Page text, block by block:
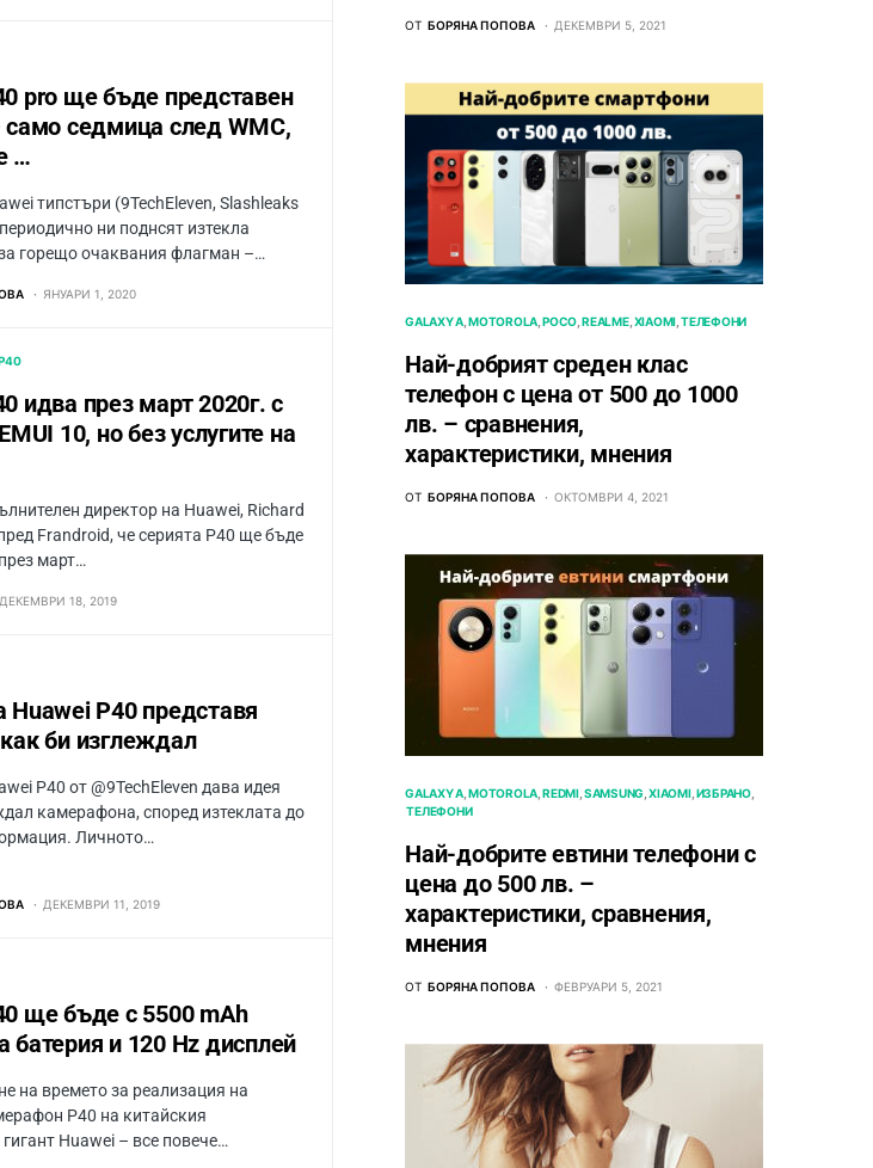
pro ще бъде представен
само седмица след WMC,
…
типстъри (9TechEleven, Slashleaks
ни поднсят изтекла
горещо очаквания флагман –…
ЯНУАРИ 1, 2020
идва през март 2020г. с
10, но без услугите на
директор на Huawei, Richard
Frandroid, че серията P40 ще бъде
март…
ДЕКЕМВРИ 18, 2019
Huawei P40 представя
би изглеждал
P40 от @9TechEleven дава идея
камерафона, според изтеклата до
Личното…
ДЕКЕМВРИ 11, 2019
ще бъде с 5500 mAh
батерия и 120 Hz дисплей
на времето за реализация на
P40 на китайския
Huawei – все повече…
ОТ БОРЯНА ПОПОВА ДЕКЕМВРИ 5, 2021
GALAXY A MOTOROLA POCO REALME XIAOMI ТЕЛЕФОНИ
Най-добрият среден клас
телефон с цена от 500 до 1000
лв. – сравнения,
характеристики, мнения
ОТ БОРЯНА ПОПОВА ОКТОМВРИ 4, 2021
GALAXY A MOTOROLA REDMI SAMSUNG XIAOMI ИЗБРАНО
ТЕЛЕФОНИ
Най-добрите евтини телефони с
ценa до 500 лв. –
характeристики, сравнения,
мнения
ОТ БОРЯНА ПОПОВА ФЕВРУАРИ 5, 2021